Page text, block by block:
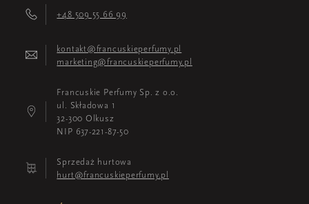
+48 509 55 66 99
kontakt@francuskieperfumy.pl
marketing@francuskieperfumy.pl
Francuskie Perfumy Sp. z o.o.
ul. Składowa 1
32-300 Olkusz
NIP 637-221-87-50
Sprzedaż hurtowa
hurt@francuskieperfumy.pl